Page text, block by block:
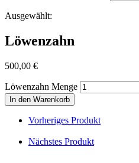
Ausgewählt:
Löwenzahn
500,00 €
Löwenzahn Menge
In den Warenkorb
Vorheriges Produkt
Nächstes Produkt